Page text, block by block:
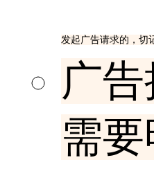
发起广告请求的，切
广
需